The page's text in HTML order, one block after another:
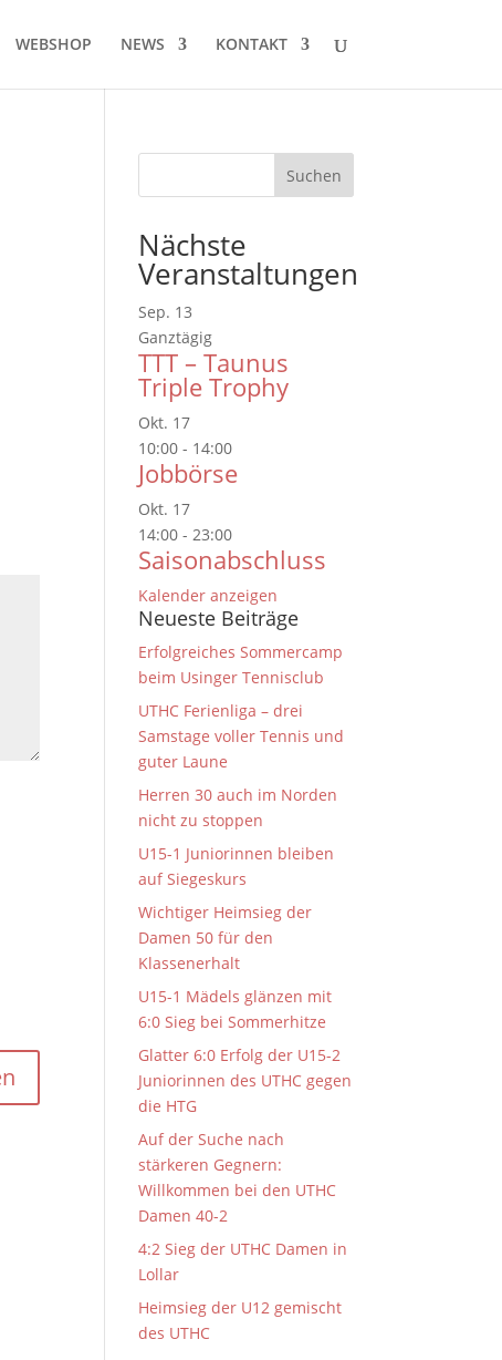
WEBSHOP NEWS KONTAKT
Nächste
Veranstaltungen
Sep. 13
Ganztägig
TTT – Taunus
Triple Trophy
Okt. 17
10:00 - 14:00
Jobbörse
Okt. 17
14:00 -23:00
Saisonabschluss
Kalender anzeigen
Neueste Beiträge
Erfolgreiches Sommercamp
beim Usinger Tennisclub
UTHC Ferienliga – drei
Samstage voller Tennis und
guter Laune
Herren 30 auch im Norden
nicht zu stoppen
U15-1 Juniorinnen bleiben
auf Siegeskurs
Wichtiger Heimsieg der
Damen 50 für den
Klassenerhalt
U15-1 Mädels glänzen mit
6:0 Sieg bei Sommerhitze
Glatter 6:0 Erfolg der U15-2
Juniorinnen des UTHC gegen
die HTG
Auf der Suche nach
stärkeren Gegnern:
Willkommen bei den UTHC
Damen 40-2
4:2 Sieg der UTHC Damen in
Lollar
Heimsieg der U12 gemischt
des UTHC